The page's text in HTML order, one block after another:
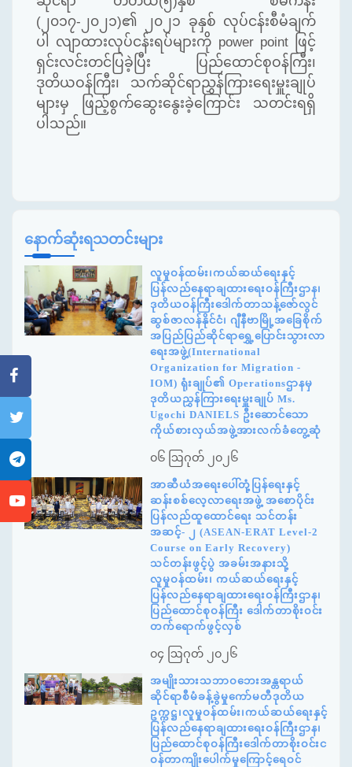
(၂၀၁၇-၂၀၂၁)၏ ၂၀၂၁ ခုနှစ် လုပ်ငန်းစီမံချက်
ပါ လျာထားလုပ်ငန်းရပ်များကို power point ဖြင့်
ရှင်းလင်းတင်ပြခဲ့ပြီး ပြည်ထောင်စုဝန်ကြီး၊
ဒုတိယဝန်ကြီး၊ သက်ဆိုင်ရာညွှန်ကြားရေးမှူးချုပ်
များမှ ဖြည့်စွက်ဆွေးနွေးခဲ့ကြောင်း သတင်းရရှိ
ပါသည်။
နောက်ဆုံးရသတင်းများ
လူမှုဝန်ထမ်း၊ကယ်ဆယ်ရေးနှင့်
ပြန်လည်နေရာချထားရေးဝန်ကြီးဌာန၊
ဒုတိယဝန်ကြီးဒေါက်တာသန့်ဇော်လွင်
ဆွစ်ဇာလန်နိုင်ငံ၊ ဂျီနီဗာမြို့အခြေစိုက်
အပြည်ပြည်ဆိုင်ရာရွှေ့ပြောင်းသွားလာ
ရေးအဖွဲ့(International
Organization for Migration -
IOM) ရုံးချုပ်၏ Operationsဌာနမှ
ဒုတိယညွှန်ကြားရေးမှူးချုပ် Ms.
Ugochi DANIELS ဦးဆောင်သော
ကိုယ်စားလှယ်အဖွဲ့အားလက်ခံတွေ့ဆုံ
၀၆ ဩဂုတ် ၂၀၂၆
အာဆီယံအရေးပေါ်တုံ့ပြန်ရေးနှင့်
ဆန်းစစ်လေ့လာရေးအဖွဲ့ အစောပိုင်း
ပြန်လည်ထူထောင်ရေး သင်တန်း
အဆင့်- ၂ (ASEAN-ERAT Level-2
Course on Early Recovery)
သင်တန်းဖွင့်ပွဲ အခမ်းအနားသို့
လူမှုဝန်ထမ်း၊ ကယ်ဆယ်ရေးနှင့်
ပြန်လည်နေရာချထားရေးဝန်ကြီးဌာန၊
ပြည်ထောင်စုဝန်ကြီး ဒေါက်တာစိုးဝင်း
တက်ရောက်ဖွင့်လှစ်
၀၄ ဩဂုတ် ၂၀၂၆
အမျိုးသားသဘာဝဘေးအန္တရာယ်
ဆိုင်ရာစီမံခန့်ခွဲမှုကော်မတီဒုတိယ
ဥက္ကဋ္ဌ၊လူမှုဝန်ထမ်း၊ကယ်ဆယ်ရေးနှင့်
ပြန်လည်နေရာချထားရေးဝန်ကြီးဌာန၊
ပြည်ထောင်စုဝန်ကြီးဒေါက်တာစိုးဝင်းင
ဝန်တာကျိုးပေါက်မှုကြောင့်ရေဝင်